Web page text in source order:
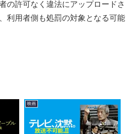
の許可なく違法にアップロードさ
利用者側も処罰の対象となる可能
映画